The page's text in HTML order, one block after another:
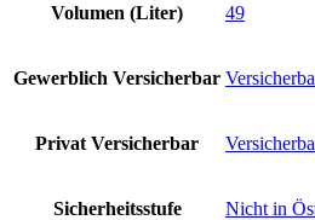
Volumen (Liter) 49
Gewerblich Versicherbar
Privat Versicherbar
Sicherheitsstufe Nicht in